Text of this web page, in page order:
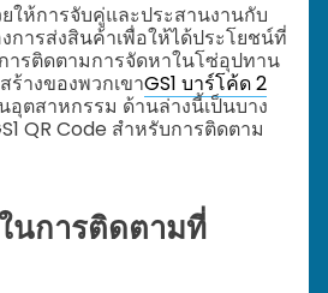
ยให้การจับคู่และประสานงานกับ
การส่งสินค้าเพื่อให้ได้ประโยชน์ที่
ารติดตามการจัดหาในโซ่อุปทาน
ร้างของพวกเขาGS1 บาร์โค้ด 2
ตสาหกรรม ด้านล่างนี้เป็นบาง
QR Code สำหรับการติดตาม
นการติดตามที่